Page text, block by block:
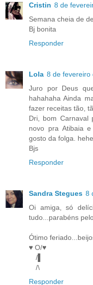
Cristin 8 de
Semana cheia de
Bj bonita
Responder
Lola 8 de fevereiro
Juro por Deus
hahahaha Ainda
fazer receitas tão,
Dri, bom
novo pra Atibaia
gosto da folga.
Bjs
Responder
Sandra Stegues 8
Oi amiga, só
tudo...parabéns
Ótimo
♥ O/♥
/▌
/\
Responder